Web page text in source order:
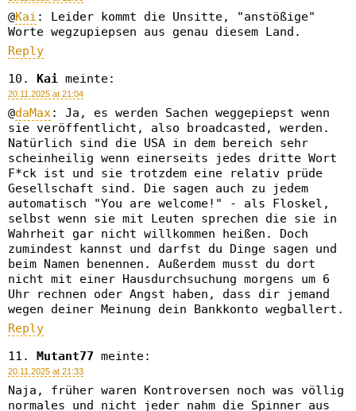
@Kai : Leider kommt die Unsitte, "anstößige"
Worte wegzupiepsen aus genau diesem Land.
Reply
Kai meinte:
20.11.2025 at 21:04
@daMax: Ja, es werden Sachen weggepiepst wenn
sie veröffentlicht, also broadcasted, werden.
Natürlich sind die USA in dem bereich sehr
scheinheilig wenn einerseits jedes dritte Wort
F*ck ist und sie trotzdem eine relativ prüde
Gesellschaft sind. Die sagen auch zu jedem
automatisch "You are welcome!" - als Floskel,
selbst wenn sie mit Leuten sprechen die sie in
Wahrheit gar nicht willkommen heißen. Doch
zumindest kannst und darfst du Dinge sagen und
beim Namen benennen. Außerdem musst du dort
nicht mit einer Hausdurchsuchung morgens um 6
Uhr rechnen oder Angst haben, dass dir jemand
wegen deiner Meinung dein Bankkonto wegballert.
Reply
Mutant77 meinte:
20.11.2025 at 21:33
Naja, früher waren Kontroversen noch was völlig
normales und nicht jeder nahm die Spinner aus